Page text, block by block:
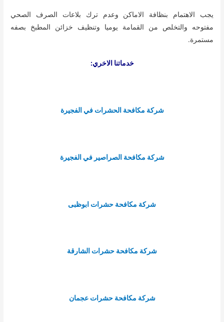
يجب الاهتمام بنظافة الاماكن وعدم ترك بلاعات الصرف الصحي
مفتوحه والتخلص من القمامة يوميا وتنظيف خزائن المطبخ بصفه
مستمرة.
خدماتنا الاخري:
شركة مكافحة الحشرات في الفجيرة
شركة مكافحة الصراصير في الفجيرة
شركة مكافحة حشرات ابوظبى
شركة مكافحة حشرات الشارقة
شركة مكافحة حشرات عجمان